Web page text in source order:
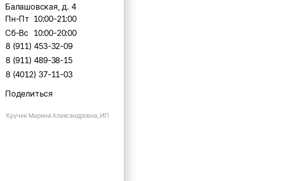
Балашовская, д. 4
Пн-Пт 10:00-21:00
Сб-Вс 10:00-20:00
8 (911) 453-32-09
8 (911) 489-38-15
8 (4012) 37-11-03
Поделиться
Кручек Марина Александровна, ИП